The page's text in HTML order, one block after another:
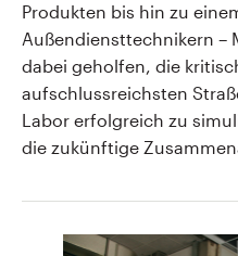
Produkten bis hin zu
Außendiensttechnikern –
dabei geholfen, die
aufschlussreichsten
Labor erfolgreich zu
die zukünftige